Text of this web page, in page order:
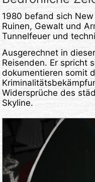
1980 befand sich
Ruinen, Gewalt und
Tunnelfeuer und
Ausgerechnet in
Reisenden. Er spricht
dokumentieren somit
Widersprüche des
Skyline.